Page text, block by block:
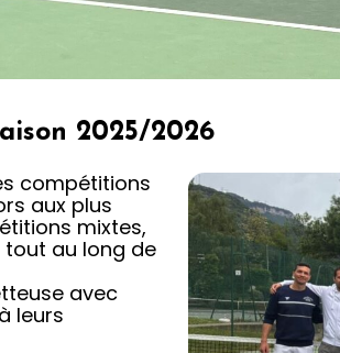
2025/2026
compétitions
aux plus
mixtes,
tout au long de
avec
leurs